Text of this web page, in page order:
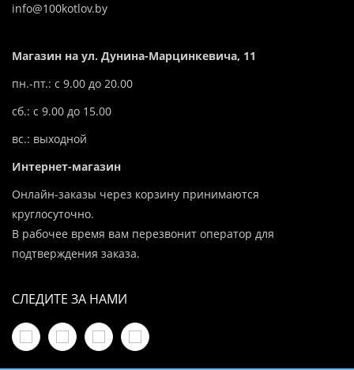
info@100kotlov.by
Магазин на ул. Дунина-Марцинкевича, 11
пн.-пт.: с 9.00 до 20.00
сб.: с 9.00 до 15.00
вс.: выходной
Интернет-магазин
Онлайн-заказы через корзину принимаются
круглосуточно.
В рабочее время вам перезвонит оператор для
подтверждения заказа.
СЛЕДИТЕ ЗА НАМИ